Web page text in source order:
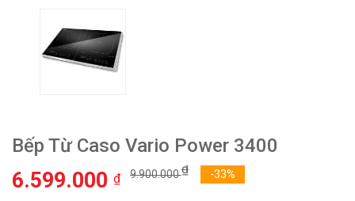
Bếp Từ Caso Vario Power 3400
6.599.000 ₫ 9.900.000₫ -33%